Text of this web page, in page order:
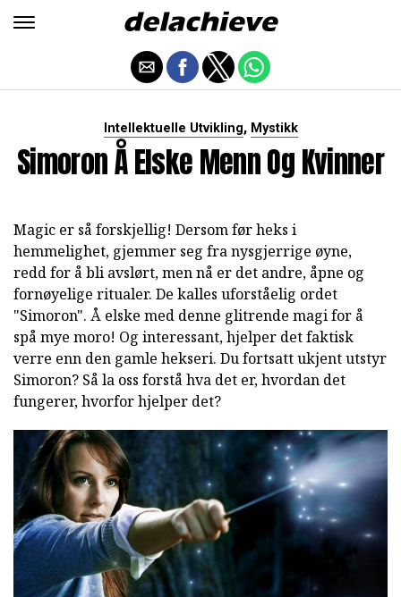
Intellektuelle Utvikling, Mystikk
Simoron Å Elske Menn Og Kvinner
Magic er så forskjellig! Dersom før heks i
hemmelighet, gjemmer seg fra nysgjerrige øyne,
redd for å bli avslørt, men nå er det andre, åpne og
fornøyelige ritualer. De kalles uforståelig ordet
"Simoron". Å elske med denne glitrende magi for å
spå mye moro! Og interessant, hjelper det faktisk
verre enn den gamle hekseri. Du fortsatt ukjent utstyr
Simoron? Så la oss forstå hva det er, hvordan det
fungerer, hvorfor hjelper det?